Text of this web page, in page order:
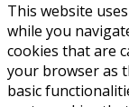
This website
while you
cookies that are
your browser as
basic